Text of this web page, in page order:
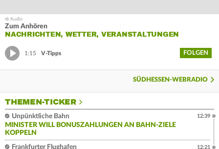
Zum Anhören
NACHRICHTEN, WETTER, VERANSTALTUNGEN
1:15 V-Tipps FOLGEN
SÜDHESSEN-WEBRADIO
THEMEN-TICKER
Unpünktliche Bahn
MINISTER WILL BONUSZAHLUNGEN AN BAHN-ZIELE
KOPPELN
12:39
Frankfurter Flughafen
12:21